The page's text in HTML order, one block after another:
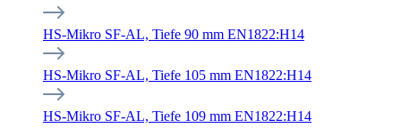
HS-Mikro SF-AL, Tiefe 90 mm EN1822:H14
HS-Mikro SF-AL, Tiefe 105 mm EN1822:H14
HS-Mikro SF-AL, Tiefe 109 mm EN1822:H14